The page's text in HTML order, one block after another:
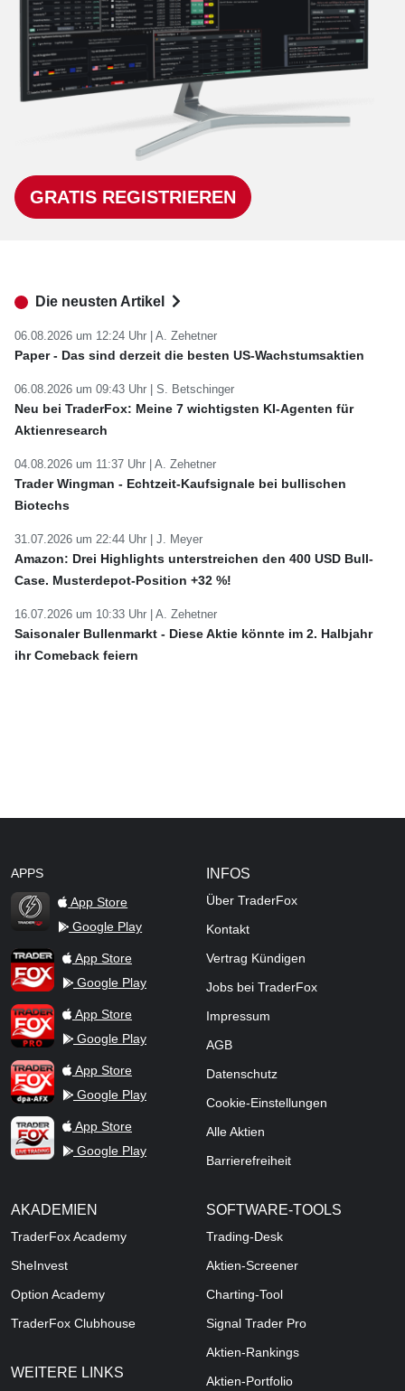
GRATIS REGISTRIEREN
Die neusten Artikel
06.08.2026 um 12:24 Uhr | A. Zehetner
Paper - Das sind derzeit die besten US-Wachstumsaktien
06.08.2026 um 09:43 Uhr | S. Betschinger
Neu bei TraderFox: Meine 7 wichtigsten KI-Agenten für
Aktienresearch
04.08.2026 um 11:37 Uhr | A. Zehetner
Trader Wingman - Echtzeit-Kaufsignale bei bullischen
Biotechs
31.07.2026 um 22:44 Uhr | J. Meyer
Amazon: Drei Highlights unterstreichen den 400 USD Bull-
Case. Musterdepot-Position +32 %!
16.07.2026 um 10:33 Uhr | A. Zehetner
Saisonaler Bullenmarkt - Diese Aktie könnte im 2. Halbjahr
ihr Comeback feiern
APPS
TraderFox Flash
App Store
Google Play
TraderFox AppApp Store
Google Play
TraderFox ProApp Store
Google Play
TraderFox dpa-AFX ProFeed
App Store
Google Play
TraderFox Live Trading
App Store
Google Play
INFOS
Über TraderFox
Kontakt
Vertrag Kündigen
Jobs bei TraderFox
Impressum
AGB
Datenschutz
Cookie-Einstellungen
Alle Aktien
Barrierefreiheit
AKADEMIEN
TraderFox Academy
SheInvest
Option Academy
TraderFox Clubhouse
WEITERE LINKS
SOFTWARE-TOOLS
Trading-Desk
Aktien-Screener
Charting-Tool
Signal Trader Pro
Aktien-Rankings
Aktien-Portfolio